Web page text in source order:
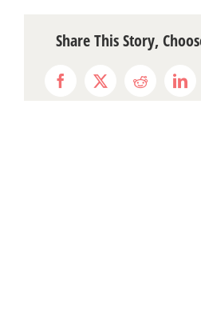
Share This Story,
Facebook
X Reddit